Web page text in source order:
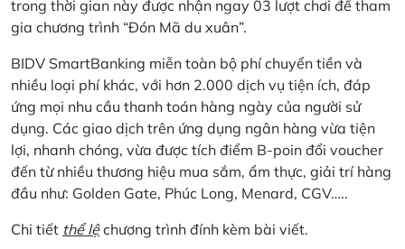
trong thời gian này được nhận ngay 03 lượt chơi để tham
gia chương trình “Đón Mã du xuân”.
BIDV SmartBanking miễn toàn bộ phí chuyển tiền và
nhiều loại phí khác, với hơn 2.000 dịch vụ tiện ích, đáp
ứng mọi nhu cầu thanh toán hàng ngày của người sử
dụng. Các giao dịch trên ứng dụng ngân hàng vừa tiện
lợi, nhanh chóng, vừa được tích điểm B-poin đổi voucher
đến từ nhiều thương hiệu mua sắm, ẩm thực, giải trí hàng
đầu như: Golden Gate, Phúc Long, Menard, CGV…..
Chi tiết thể lệchương trình đính kèm bài viết.